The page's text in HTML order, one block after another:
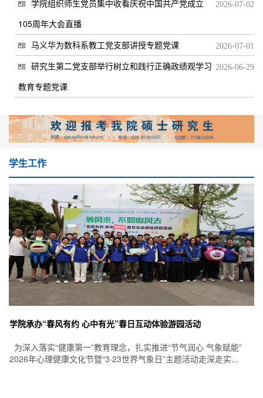
2026-07-02
学院组织师生党员集中收看庆祝中国共产党成立
105周年大会直播
2026-07-01
马义华为数科系教工党支部讲授专题党课
2026-06-29
研究生第二党支部举行树立和践行正确政绩观学习
教育专题党课
学生工作
学院承办“春风有约 心中有光”春日互动体验游园活动
为深入落实“健康第一”教育理念，扎实推进“节气润心 气象赋能”
2026年心理健康文化节暨“3·23世界气象日”主题活动走深走实...